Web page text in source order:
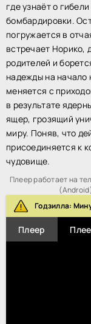
где узнаёт о
бомбардировки.
погружается в
встречает Норико,
родителей и
надежды на начало
меняется с
в результате
ящер, грозящий
миру. Поняв, что
присоединяется к
чудовище.
Плеер работает на
Годзилла:
Плеер